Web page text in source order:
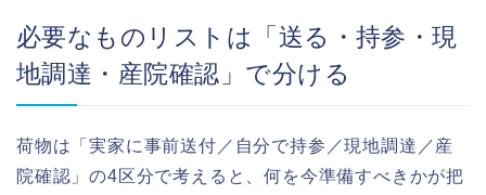
必要なものリストは「送る・持参・現
地調達・産院確認」で分ける
荷物は「実家に事前送付／自分で持参／現地調達／産
院確認」の4区分で考えると、何を今準備すべきかが把